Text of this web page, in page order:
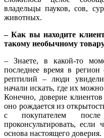
владельцы пауков, сов,
животных.
– Как вы находите
такому необычному
– Знаете, в какой‑то
последнее время в регион
рептилий – люди
начали искать, где их
Конечно, доверие
оно рождается из
с покупателем
проконсультировать,
основа настоящего доверия.